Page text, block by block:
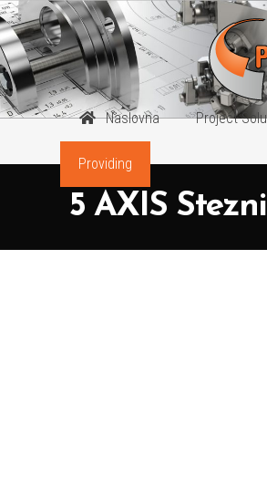
Naslovna Project
Providing
5 AXIS